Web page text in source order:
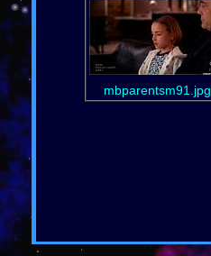
mbparentsm91.jpg